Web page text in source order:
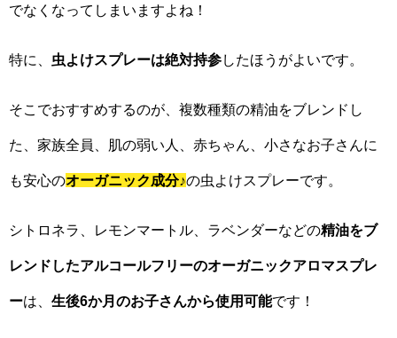
でなくなってしまいますよね！
特に、 虫よけスプレーは絶対持参したほうがよいです。
そこでおすすめするのが、複数種類の精油をブレンドし
た、家族全員、肌の弱い人、赤ちゃん、小さなお子さんに
も安心のオーガニック成分♪の虫よけスプレーです。
シトロネラ、レモンマートル、ラベンダーなどの精油をブ
レンドしたアルコールフリーのオーガニックアロマスプレ
ーは、 生後6か月のお子さんから使用可能です！